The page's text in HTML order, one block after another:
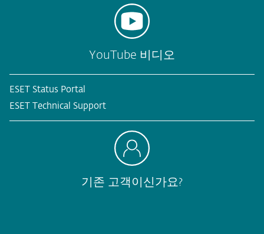
YouTube 비디오
ESET Status Portal
ESET Technical Support
기존 고객이신가요?